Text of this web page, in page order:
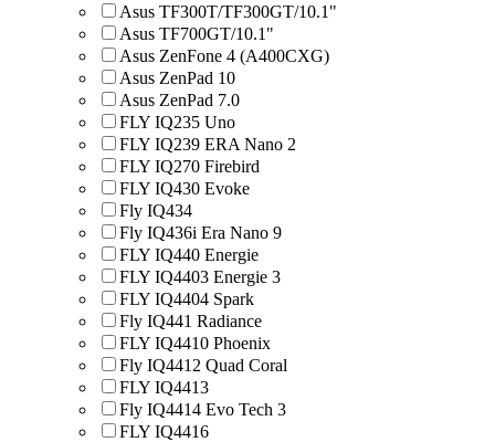
Asus TF300T/TF300GT/10.1"
Asus TF700GT/10.1"
Asus ZenFone 4 (A400CXG)
Asus ZenPad 10
Asus ZenPad 7.0
FLY IQ235 Uno
FLY IQ239 ERA Nano 2
FLY IQ270 Firebird
FLY IQ430 Evoke
Fly IQ434
Fly IQ436i Era Nano 9
FLY IQ440 Energie
FLY IQ4403 Energie 3
FLY IQ4404 Spark
Fly IQ441 Radiance
FLY IQ4410 Phoenix
Fly IQ4412 Quad Coral
FLY IQ4413
Fly IQ4414 Evo Tech 3
FLY IQ4416